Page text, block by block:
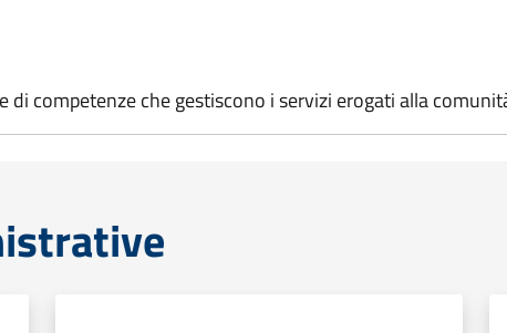
competenze che gestiscono i servizi erogati alla